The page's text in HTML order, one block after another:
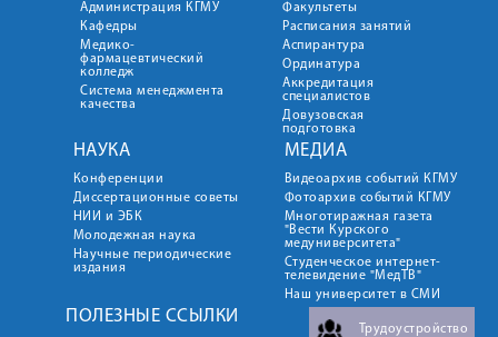
Администрация КГМУ
Кафедры
Медико-
фармацевтический
колледж
Система менеджмента
качества
Факультеты
Расписания занятий
Аспирантура
Ординатура
Аккредитация
специалистов
Довузовская
подготовка
НАУКА
Конференции
Диссертационные советы
НИИ и ЭБК
Молодежная наука
Научные периодические
издания
МЕДИА
Видеоархив событий КГМУ
Фотоархив событий КГМУ
Многотиражная газета
"Вести Курского
медуниверситета"
Студенческое интернет-
телевидение "МедТВ"
Наш университет в СМИ
ПОЛЕЗНЫЕ ССЫЛКИ
Трудоустройство